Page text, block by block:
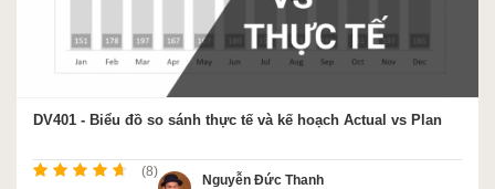
DV401 - Biểu đồ so sánh thực tế và kế hoạch Actual vs Plan
(8)
Nguyễn Đức Thanh